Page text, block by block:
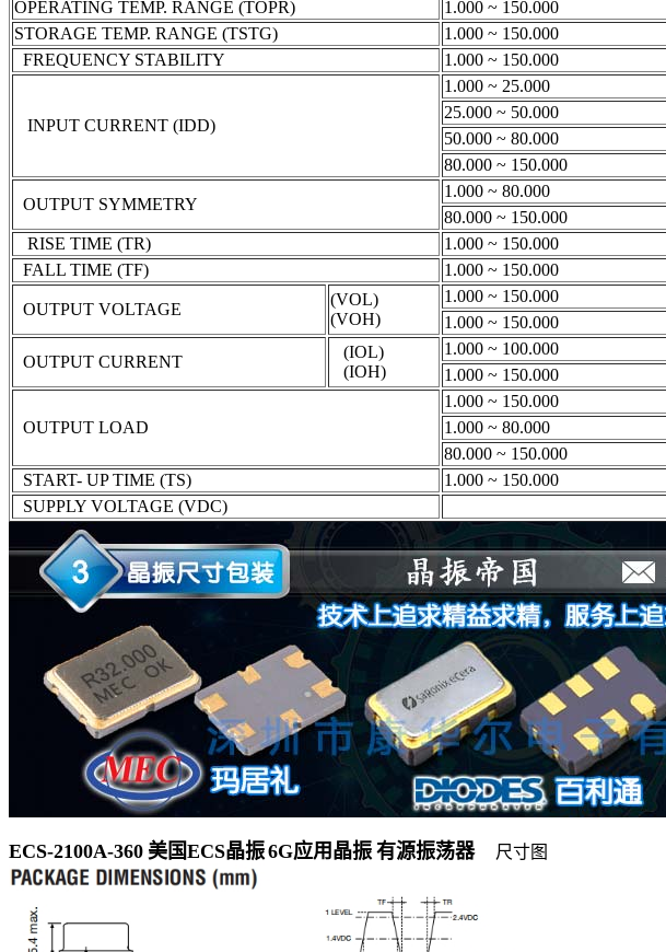
OPERATING TEMP. RANGE (TOPR)
1.000 ~ 150.000
STORAGE TEMP. RANGE (TSTG)
1.000 ~ 150.000
FREQUENCY STABILITY
1.000 ~ 150.000
INPUT CURRENT (IDD)
1.000 ~ 25.000
25.000 ~ 50.000
50.000 ~ 80.000
80.000 ~ 150.000
OUTPUT SYMMETRY
1.000 ~ 80.000
80.000 ~ 150.000
RISE TIME (TR)
1.000 ~ 150.000
FALL TIME (TF)
1.000 ~ 150.000
OUTPUT VOLTAGE
(VOL)
(VOH)
1.000 ~ 150.000
1.000 ~ 150.000
OUTPUT CURRENT
(IOL)
(IOH)
1.000 ~ 100.000
1.000 ~ 150.000
OUTPUT LOAD
1.000 ~ 150.000
1.000 ~ 80.000
80.000 ~ 150.000
START- UP TIME (TS)
1.000 ~ 150.000
SUPPLY VOLTAGE (VDC)
ECS-2100A-360 美国ECS晶振 6G应用晶振 有源振荡器 尺寸图